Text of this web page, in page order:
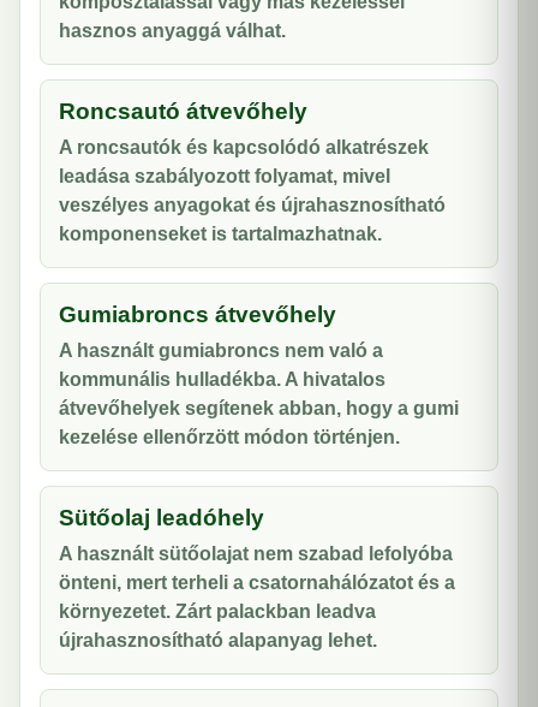
hasznos anyaggá válhat.
Roncsautó átvevőhely
A roncsautók és kapcsolódó alkatrészek
leadása szabályozott folyamat, mivel
veszélyes anyagokat és újrahasznosítható
komponenseket is tartalmazhatnak.
Gumiabroncs átvevőhely
A használt gumiabroncs nem való a
kommunális hulladékba. A hivatalos
átvevőhelyek segítenek abban, hogy a gumi
kezelése ellenőrzött módon történjen.
Sütőolaj leadóhely
A használt sütőolajat nem szabad lefolyóba
önteni, mert terheli a csatornahálózatot és a
környezetet. Zárt palackban leadva
újrahasznosítható alapanyag lehet.